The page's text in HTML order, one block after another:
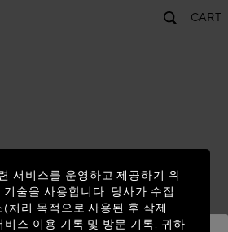
CART
서비스를 운영하고 제공하기 위
술을 사용합니다. 당사가 수집
처리 목적으로 사용된 후 삭제
스 이용 기록 및 방문 기록. 귀하